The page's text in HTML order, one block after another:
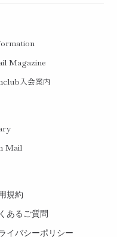
Magazine
入会案内
Mail
規約
あるご質問
イバシーポリシー